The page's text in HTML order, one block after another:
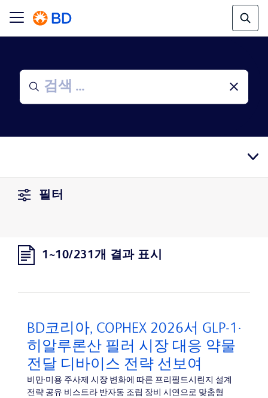
필터
1~10/231개 결과 표시
BD코리아, COPHEX 2026서 GLP-1·
히알루론산 필러 시장 대응 약물
전달 디바이스 전략 선보여
비만·미용 주사제 시장 변화에 따른 프리필드시린지 설계
전략 공유 비스트라 반자동 조립 장비 시연으로 맞춤형